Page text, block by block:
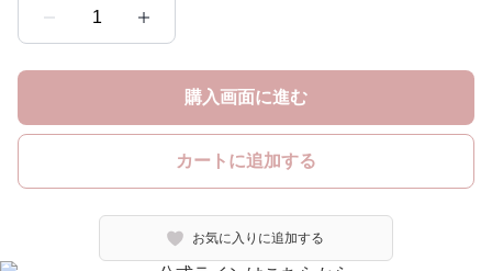
1
購入画面に進む
カートに追加する
お気に入りに追加する